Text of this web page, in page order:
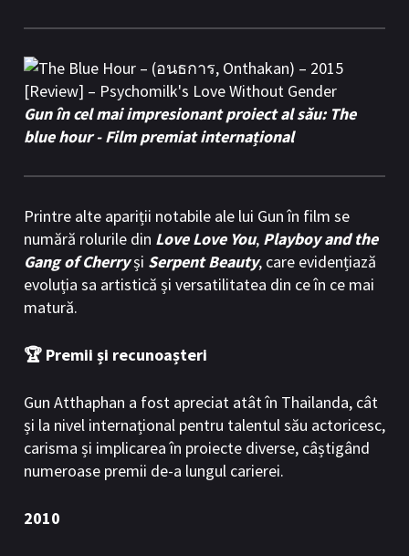
Gun în cel mai impresionant proiect al său: The
blue hour - Film premiat internațional
Printre alte apariții notabile ale lui Gun în film se
numără rolurile din Love Love You, Playboy and the
Gang of Cherryși Serpent Beauty, care evidențiază
evoluția sa artistică și versatilitatea din ce în ce mai
matură.
🏆 Premii și recunoașteri
Gun Atthaphan a fost apreciat atât în Thailanda, cât
și la nivel internațional pentru talentul său actoricesc,
carisma și implicarea în proiecte diverse, câștigând
numeroase premii de-a lungul carierei.
2010